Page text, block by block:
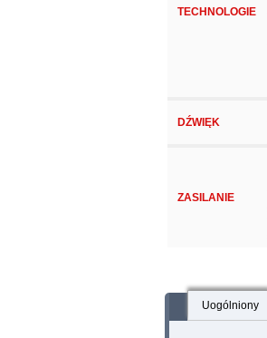
TECHNOLOGIE
DŹWIĘK
ZASILANIE
Uogólniony